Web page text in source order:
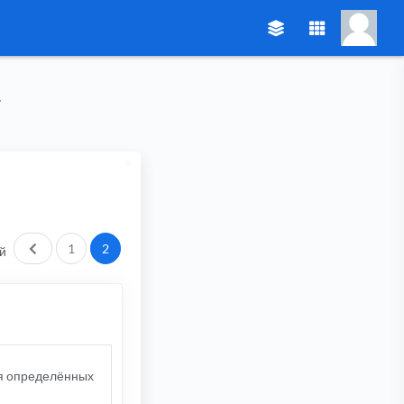
Пред.
1 2
определённых